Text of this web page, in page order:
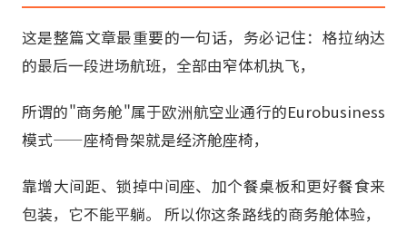
这是整篇文章最重要的一句话，务必记住：格拉纳达
的最后一段进场航班，全部由窄体机执飞，
所谓的"商务舱"属于欧洲航空业通行的Eurobusiness
模式——座椅骨架就是经济舱座椅，
靠增大间距、锁掉中间座、加个餐桌板和更好餐食来
包装，它不能平躺。 所以你这条路线的商务舱体验，